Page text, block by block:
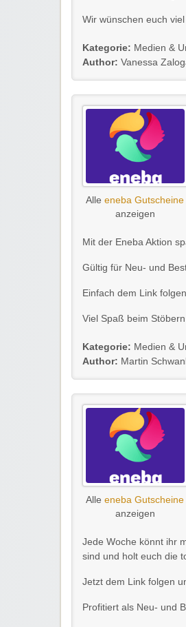
Wir wünschen euch
Kategorie: Medien &
Author: Vanessa
Alleeneba Gutscheine
anzeigen
Mit der Eneba Aktion
Gültig für Neu- und
Einfach dem Link
Viel Spaß beim
Kategorie: Medien &
Author: Martin
Alleeneba Gutscheine
anzeigen
Jede Woche könnt ihr
sind und holt euch die
Jetzt dem Link folgen
Profitiert als Neu- und